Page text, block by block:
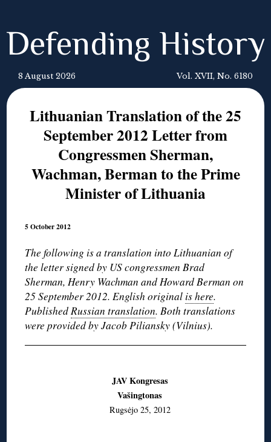
Defending History
8 August 2026 Vol. XVII, No. 6180
Lithuanian Translation of the 25
September 2012 Letter from
Congressmen Sherman,
Wachman, Berman to the Prime
Minister of Lithuania
5 October 2012
The following is a translation into Lithuanian of
the letter signed by US congressmen Brad
Sherman, Henry Wachman and Howard Berman on
25 September 2012. English original is here.
Published Russian translation. Both translations
were provided by Jacob Piliansky (Vilnius).
JAV Kongresas
Vašingtonas
Rugsėjo 25, 2012